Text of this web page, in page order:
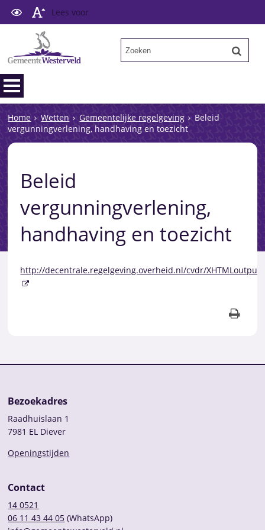
Lees voor
Home Wetten Gemeentelijke regelgeving
Beleid
vergunningverlening, handhaving en toezicht
Beleid
vergunningverlening,
handhaving en toezicht
http://decentrale.regelgeving.overheid.nl/cvdr/
Bezoekadres
Raadhuislaan 1
7981 EL Diever
Openingstijden
Contact
14 0521
06 11 43 44 05 (WhatsApp)